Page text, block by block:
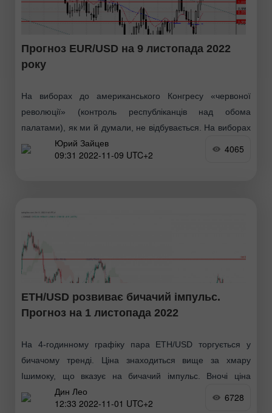
Прогноз EUR/USD на 9 листопада 2022
року
На виборах до американського Конгресу «червоної
революції» (контроль республіканців над обома
палатами), як ми й думали, не відбувається. На виборах
до Сенату – до головної палати Конгресу лідирують
демократи –
Юрий Зайцев
09:31 2022-11-09 UTC+2
4065
ETH/USD розвиває бичачий імпульс.
Прогноз на 1 листопада 2022
На 4-годинному графіку пара ETH/USD торгується у
бичачому тренді. Ціна знаходиться вище за хмару
Ішимоку, що вказує на бичачий імпульс. Вночі ціна
набрала низхідний імпульс, і нині рухається вздовж 1-го
Дин Лео
12:33 2022-11-01 UTC+2
6728